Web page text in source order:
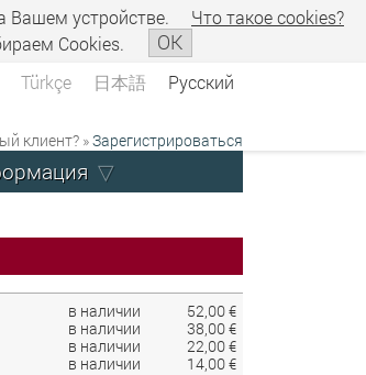
Вашем устройстве.
Что такое сookies?
Cookies.
OK
Türkçe 日本語 Русский
клиент? »Зарегистрироваться
в наличии
52,00 €
в наличии
38,00 €
в наличии
22,00 €
в наличии
14,00 €